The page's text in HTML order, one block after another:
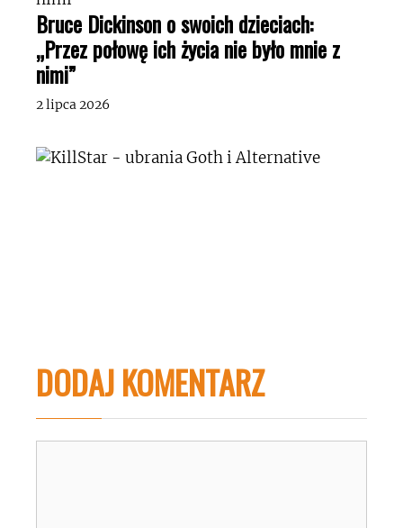
Bruce Dickinson o swoich dzieciach:
„Przez połowę ich życia nie było mnie z
nimi”
2 lipca 2026
DODAJ KOMENTARZ